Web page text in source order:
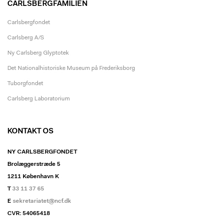
CARLSBERGFAMILIEN
Carlsbergfondet
Carlsberg A/S
Ny Carlsberg Glyptotek
Det Nationalhistoriske Museum på Frederiksborg
Tuborgfondet
Carlsberg Laboratorium
KONTAKT OS
NY CARLSBERGFONDET
Brolæggerstræde 5
1211 København K
T33 11 37 65
E sekretariatet@ncf.dk
CVR: 54065418